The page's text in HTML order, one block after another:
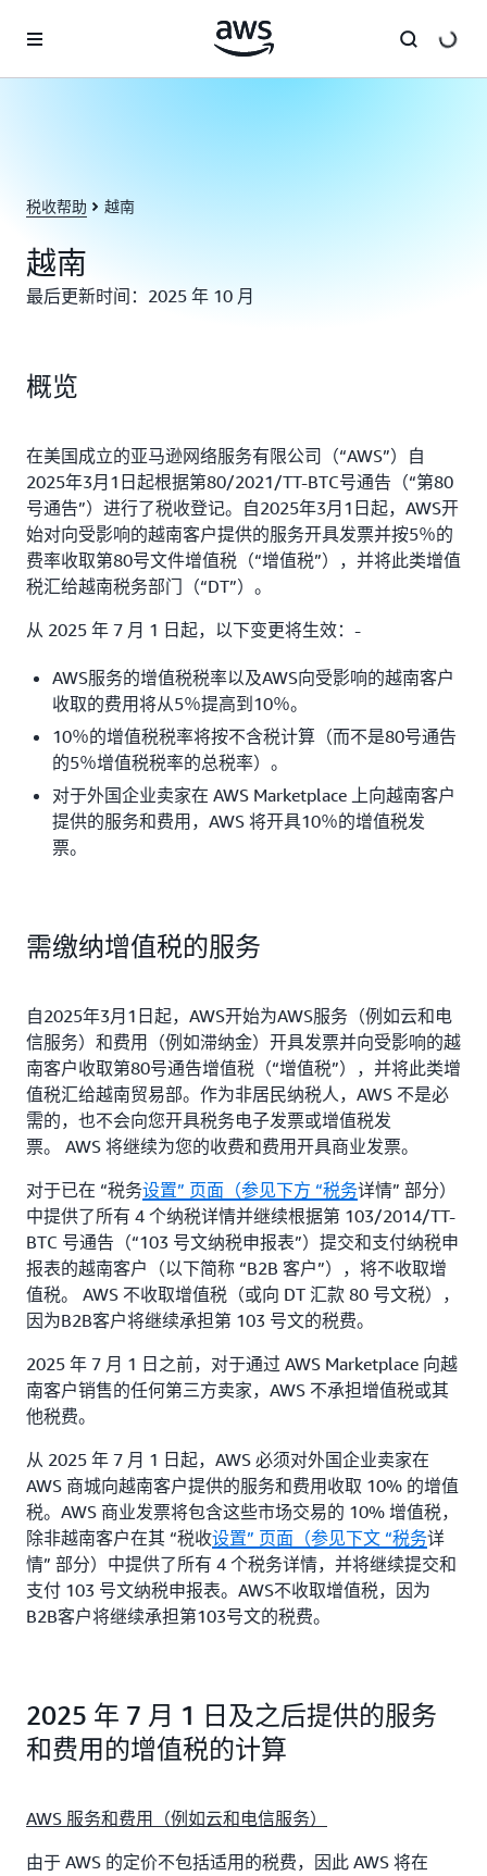
税收帮助 越南
越南
最后更新时间：2025 年 10 月
概览
在美国成立的亚马逊网络服务有限公司（“AWS”）自
2025年3月1日起根据第80/2021/TT-BTC号通告（“第80
号通告”）进行了税收登记。自2025年3月1日起，AWS开
始对向受影响的越南客户提供的服务开具发票并按5％的
费率收取第80号文件增值税（“增值税”），并将此类增值
税汇给越南税务部门（“DT”）。
从 2025 年 7 月 1 日起，以下变更将生效：-
AWS服务的增值税税率以及AWS向受影响的越南客户
收取的费用将从5％提高到10％。
10％的增值税税率将按不含税计算（而不是80号通告
的5％增值税税率的总税率）。
对于外国企业卖家在 AWS Marketplace 上向越南客户
提供的服务和费用，AWS 将开具10％的增值税发
票。
需缴纳增值税的服务
自2025年3月1日起，AWS开始为AWS服务（例如云和电
信服务）和费用（例如滞纳金）开具发票并向受影响的越
南客户收取第80号通告增值税（“增值税”），并将此类增
值税汇给越南贸易部。作为非居民纳税人，AWS 不是必
需的，也不会向您开具税务电子发票或增值税发
票。 AWS 将继续为您的收费和费用开具商业发票。
对于已在 “税务设置” 页面（参见下方 “税务详情” 部分）
中提供了所有 4 个纳税详情并继续根据第 103/2014/TT-
BTC 号通告（“103 号文纳税申报表”）提交和支付纳税申
报表的越南客户（以下简称 “B2B 客户”），将不收取增
值税。 AWS 不收取增值税（或向 DT 汇款 80 号文税），
因为B2B客户将继续承担第 103 号文的税费。
2025 年 7 月 1 日之前，对于通过 AWS Marketplace 向越
南客户销售的任何第三方卖家，AWS 不承担增值税或其
他税费。
从 2025 年 7 月 1 日起，AWS 必须对外国企业卖家在
AWS 商城向越南客户提供的服务和费用收取 10% 的增值
税。AWS 商业发票将包含这些市场交易的 10% 增值税，
除非越南客户在其 “税收设置” 页面（参见下文 “税务详
情” 部分）中提供了所有 4 个税务详情，并将继续提交和
支付 103 号文纳税申报表。AWS不收取增值税，因为
B2B客户将继续承担第103号文的税费。
2025 年 7 月 1 日及之后提供的服务
和费用的增值税的计算
AWS 服务和费用（例如云和电信服务）
由于 AWS 的定价不包括适用的税费，因此 AWS 将在